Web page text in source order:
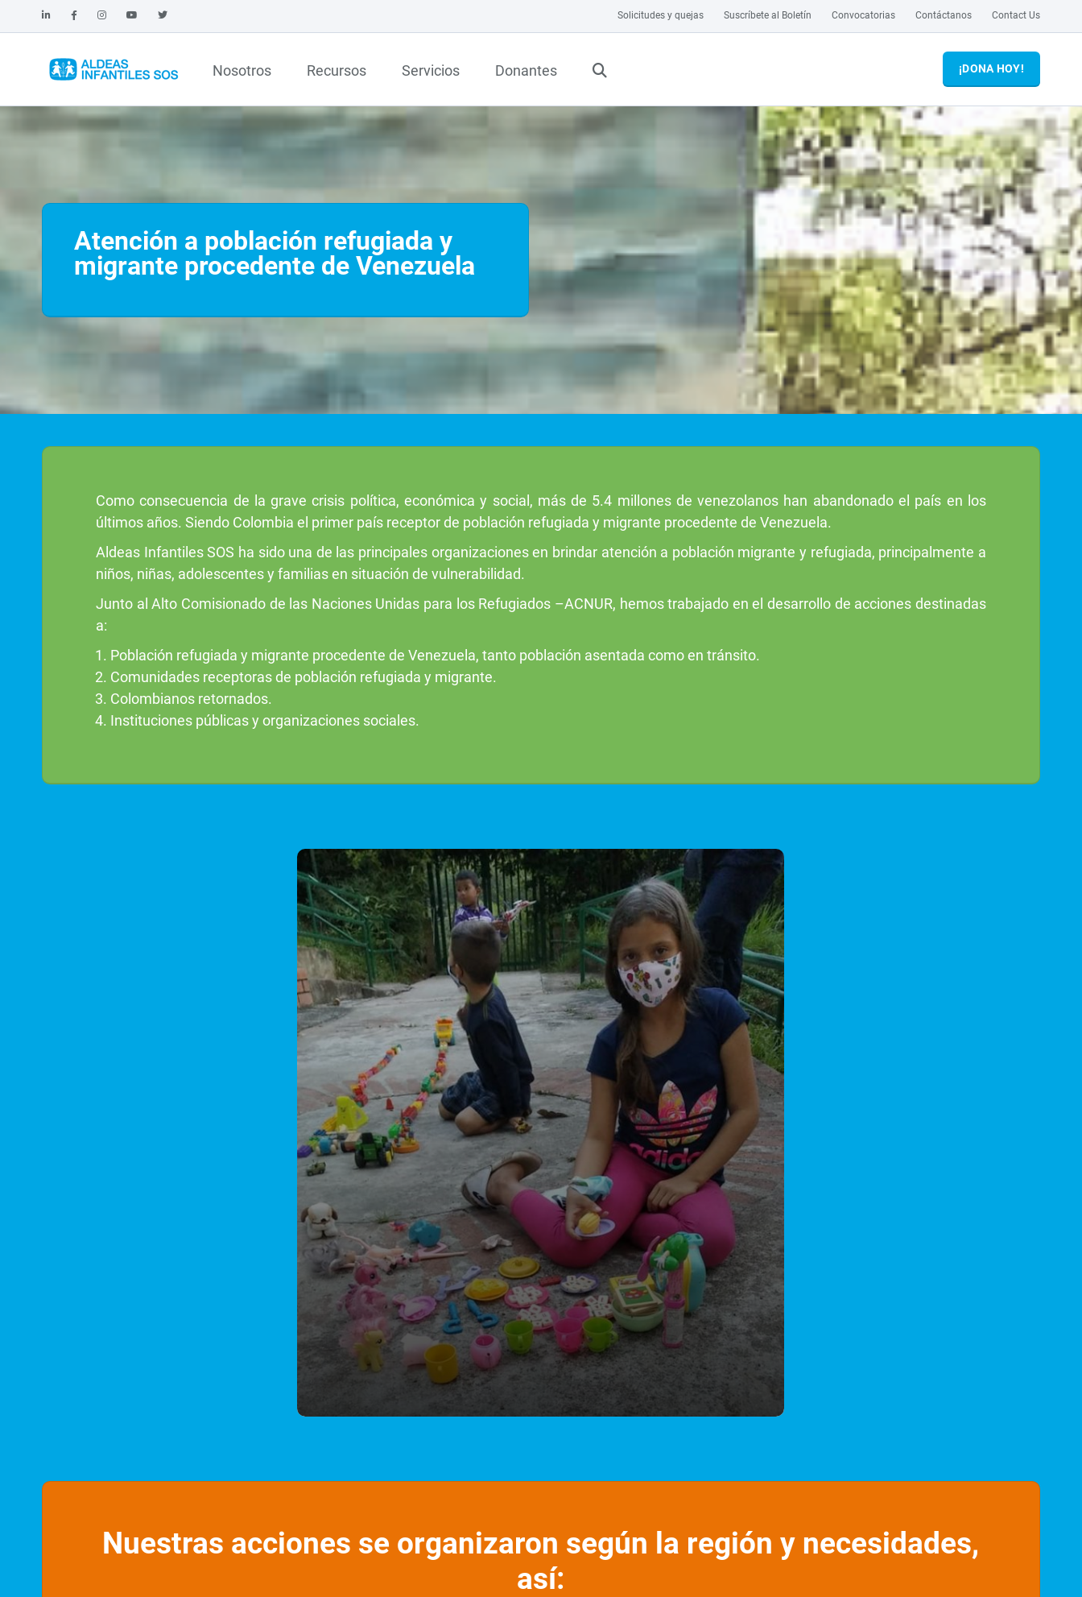
Solicitudes y quejas Suscríbete al Boletín Convocatorias Contáctanos Contact Us
Nosotros Recursos Servicios Donantes ¡DONA HOY!
Atención a población refugiada y
migrante procedente de Venezuela
Como consecuencia de la grave crisis política, económica y social, más de 5.4 millones de venezolanos han abandonado el país en los
últimos años. Siendo Colombia el primer país receptor de población refugiada y migrante procedente de Venezuela.
Aldeas Infantiles SOS ha sido una de las principales organizaciones en brindar atención a población migrante y refugiada, principalmente a
niños, niñas, adolescentes y familias en situación de vulnerabilidad.
Junto al Alto Comisionado de las Naciones Unidas para los Refugiados –ACNUR, hemos trabajado en el desarrollo de acciones destinadas
a:
Población refugiada y migrante procedente de Venezuela, tanto población asentada como en tránsito.
Comunidades receptoras de población refugiada y migrante.
Colombianos retornados.
Instituciones públicas y organizaciones sociales.
Nuestras acciones se organizaron según la región y necesidades,
así: